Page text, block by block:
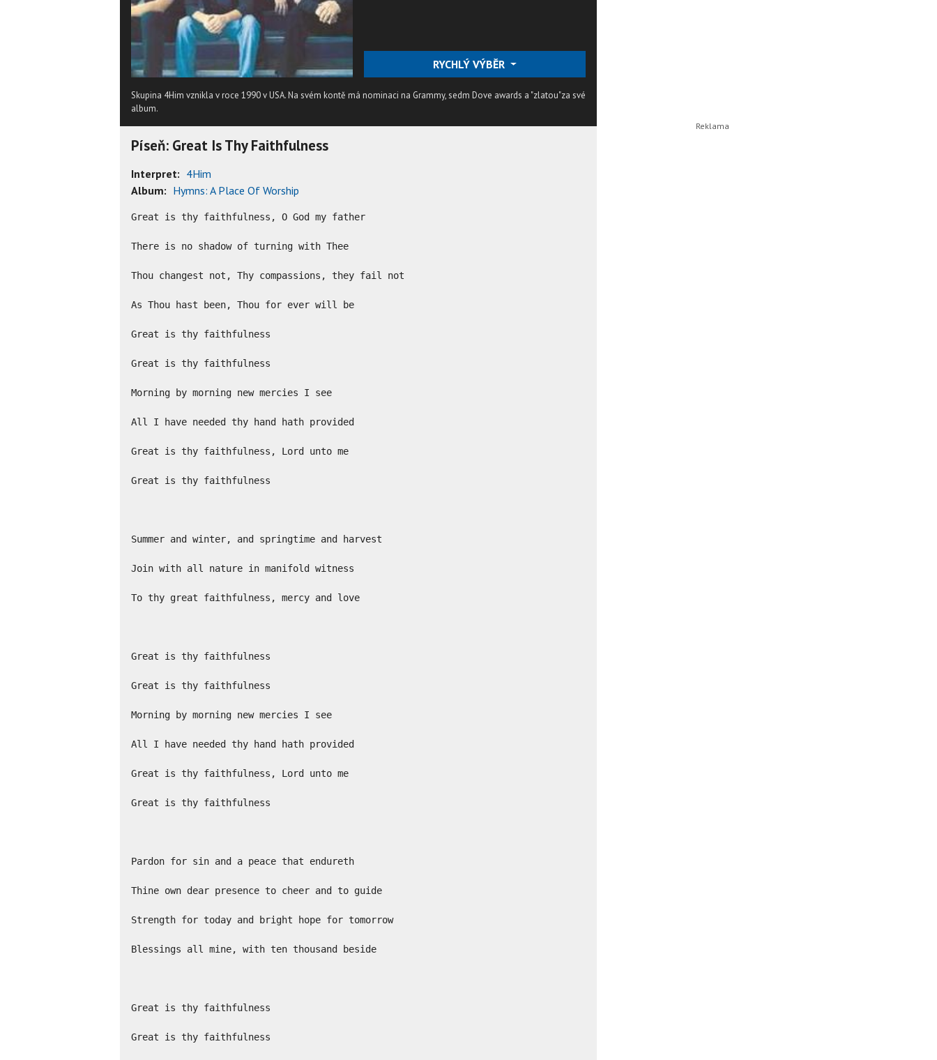
RYCHLÝ VÝBĚR
Skupina 4Him vznikla v roce 1990 v USA. Na svém kontě má nominaci na Grammy, sedm Dove awards a "zlatou"za své
album.
Píseň: Great Is Thy Faithfulness
Interpret: 4Him
Album: Hymns: A Place Of Worship
Great is thy faithfulness, O God my father
There is no shadow of turning with Thee
Thou changest not, Thy compassions, they fail not
As Thou hast been, Thou for ever will be
Great is thy faithfulness
Great is thy faithfulness
Morning by morning new mercies I see
All I have needed thy hand hath provided
Great is thy faithfulness, Lord unto me
Great is thy faithfulness
Summer and winter, and springtime and harvest
Join with all nature in manifold witness
To thy great faithfulness, mercy and love
Great is thy faithfulness
Great is thy faithfulness
Morning by morning new mercies I see
All I have needed thy hand hath provided
Great is thy faithfulness, Lord unto me
Great is thy faithfulness
Pardon for sin and a peace that endureth
Thine own dear presence to cheer and to guide
Strength for today and bright hope for tomorrow
Blessings all mine, with ten thousand beside
Great is thy faithfulness
Great is thy faithfulness